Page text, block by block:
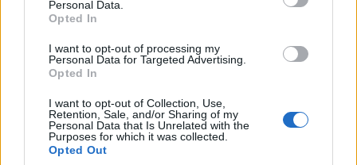
Personal Data.
Opted In
I want to opt-out of processing my
Personal Data for Targeted Advertising.
Opted In
I want to opt-out of Collection, Use,
Retention, Sale, and/or Sharing of my
Personal Data that Is Unrelated with the
Purposes for which it was collected.
Opted Out